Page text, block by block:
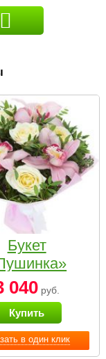
в один клик
Букет
040руб.
Купить